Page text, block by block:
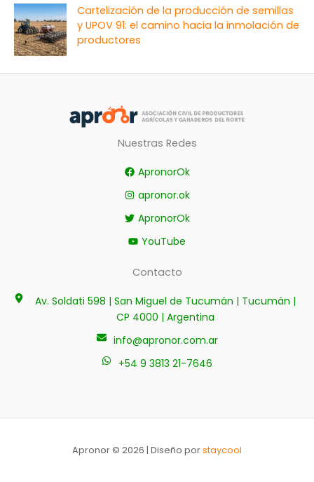
Cartelización de la producción de semillas
y UPOV 91: el camino hacia la inmolación de
productores
Nuestras Redes
ApronorOk
apronor.ok
ApronorOk
YouTube
Contacto
Av. Soldati 598 | San Miguel de Tucumán | Tucumán |
CP 4000 | Argentina
info@apronor.com.ar
+54 9 3813 21-7646
Apronor © 2026 | Diseño porstaycool